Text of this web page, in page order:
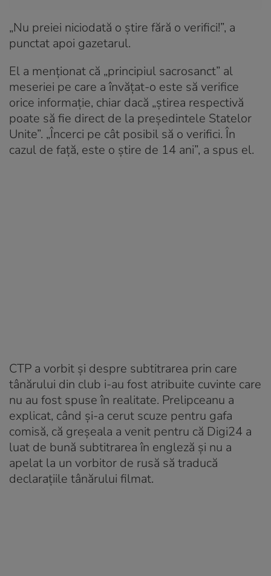
„Nu preiei niciodată o știre fără o verifici!”, a
punctat apoi gazetarul.
El a menționat că „principiul sacrosanct” al
meseriei pe care a învățat-o este să verifice
orice informație, chiar dacă „știrea respectivă
poate să fie direct de la președintele Statelor
Unite”. „Încerci pe cât posibil să o verifici. În
cazul de față, este o știre de 14 ani”, a spus el.
CTP a vorbit și despre subtitrarea prin care
tânărului din club i-au fost atribuite cuvinte care
nu au fost spuse în realitate. Prelipceanu a
explicat, când și-a cerut scuze pentru gafa
comisă, că greșeala a venit pentru că Digi24 a
luat de bună subtitrarea în engleză și nu a
apelat la un vorbitor de rusă să traducă
declarațiile tânărului filmat.